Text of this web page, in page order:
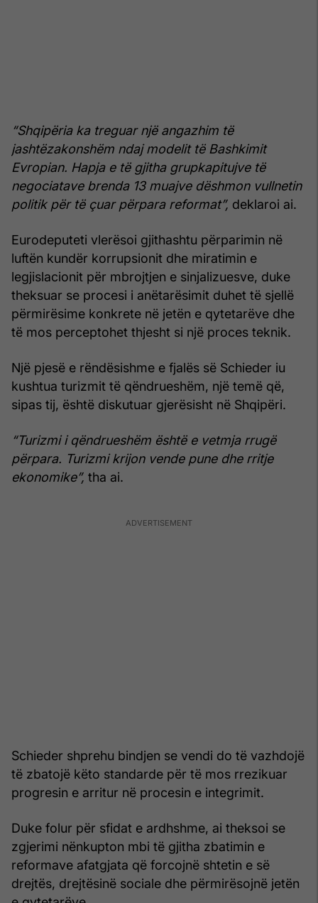
“Shqipëria ka treguar një angazhim të
jashtëzakonshëm ndaj modelit të Bashkimit
Evropian. Hapja e të gjitha grupkapitujve të
negociatave brenda 13 muajve dëshmon vullnetin
politik për të çuar përpara reformat”, deklaroi ai.
Eurodeputeti vlerësoi gjithashtu përparimin në
luftën kundër korrupsionit dhe miratimin e
legjislacionit për mbrojtjen e sinjalizuesve, duke
theksuar se procesi i anëtarësimit duhet të sjellë
përmirësime konkrete në jetën e qytetarëve dhe
të mos perceptohet thjesht si një proces teknik.
Një pjesë e rëndësishme e fjalës së Schieder iu
kushtua turizmit të qëndrueshëm, një temë që,
sipas tij, është diskutuar gjerësisht në Shqipëri.
“Turizmi i qëndrueshëm është e vetmja rrugë
përpara. Turizmi krijon vende pune dhe rritje
ekonomike”, tha ai.
Schieder shprehu bindjen se vendi do të vazhdojë
të zbatojë këto standarde për të mos rrezikuar
progresin e arritur në procesin e integrimit.
Duke folur për sfidat e ardhshme, ai theksoi se
zgjerimi nënkupton mbi të gjitha zbatimin e
reformave afatgjata që forcojnë shtetin e së
drejtës, drejtësinë sociale dhe përmirësojnë jetën